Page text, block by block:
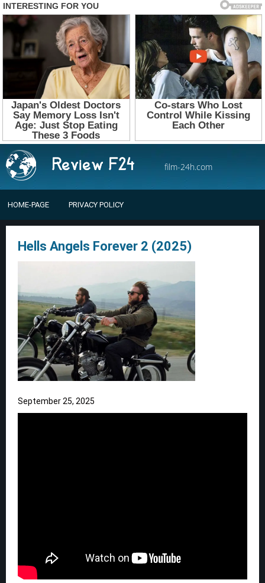
film-24h.com
HOME-PAGE PRIVACY POLICY
Hells Angels Forever 2 (2025)
September 25, 2025